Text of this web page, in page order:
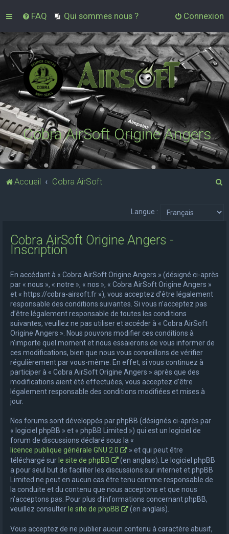
FAQ Qui sommes nous ? Connexion
Cobra AirSoft Origine Angers
Accueil Cobra AirSoft
Langue :
Cobra AirSoft Origine Angers -
Inscription
En accédant à « Cobra AirSoft Origine Angers » (désigné ci-après
par « nous », « notre », « nos », « Cobra AirSoft Origine Angers »
et « https://cobra-airsoft.fr »), vous acceptez d’être légalement
responsable des conditions suivantes. Si vous n’acceptez pas
d’être légalement responsable de toutes les conditions
suivantes, veuillez ne pas utiliser et accéder à « Cobra AirSoft
Origine Angers ». Nous pouvons modifier ces conditions à
n’importe quel moment et nous essaierons de vous informer de
ces modifications, bien que nous vous conseillons de vérifier
régulièrement par vous-même. En effet, si vous continuez à
participer à « Cobra AirSoft Origine Angers » après que des
modifications aient été effectuées, vous acceptez d’être
légalement responsable des conditions modifiées et mises à
jour.
Nos forums sont développés par phpBB (désignés ci-après par
« logiciel phpBB » et « phpBB Limited ») qui est un logiciel de
forum de discussions déclaré sous la «
licence publique générale GNU 2.0
» et qui peut être
téléchargé surle site de phpBB
(en anglais). Le logiciel phpBB
a pour seul but de faciliter les discussions sur internet et phpBB
Limited ne peut en aucun cas être tenu comme responsable de
la conduite et du contenu que nous acceptons et que nous
n’acceptons pas. Pour plus d’informations concernant phpBB,
veuillez consulter le site de phpBB (en anglais).
Vous acceptez de ne publier aucun contenu à caractère abusif,